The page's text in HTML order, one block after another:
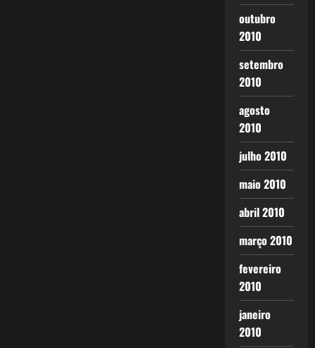
outubro
2010
setembro
2010
agosto
2010
julho 2010
maio 2010
abril 2010
março 2010
fevereiro
2010
janeiro
2010